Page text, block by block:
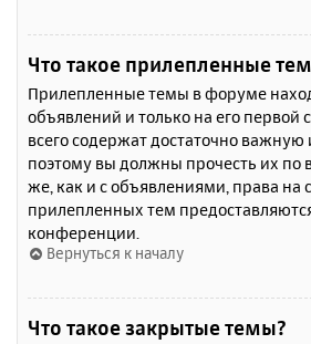
Что такое прилепленные
Прилепленные темы в форуме
объявлений и только на его первой
всего содержат достаточно
поэтому вы должны прочесть их по
же, как и с объявлениями, права на
прилепленных тем
конференции.
Вернуться к началу
Что такое закрытые темы?